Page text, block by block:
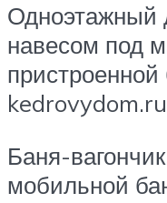
Одноэтажный
навесом под
kedrovydom.ru
Баня-
мобильной